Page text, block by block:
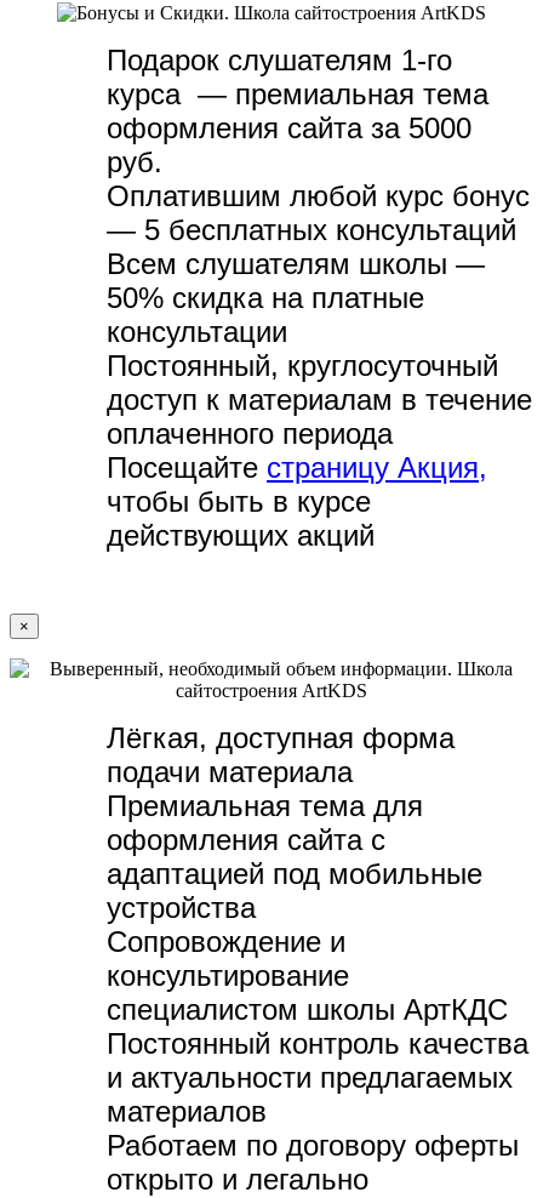
Подарок слушателям 1-го
курса — премиальная тема
оформления сайта за 5000
руб.
Оплатившим любой курс бонус
— 5 бесплатных консультаций
Всем слушателям школы —
50% скидка на платные
консультации
Постоянный, круглосуточный
доступ к материалам в течение
оплаченного периода
Посещайте страницу Акция,
чтобы быть в курсе
действующих акций
×
Лёгкая, доступная форма
подачи материала
Премиальная тема для
оформления сайта с
адаптацией под мобильные
устройства
Сопровождение и
консультирование
специалистом школы АртКДС
Постоянный контроль качества
и актуальности предлагаемых
материалов
Работаем по договору оферты
открыто и легально